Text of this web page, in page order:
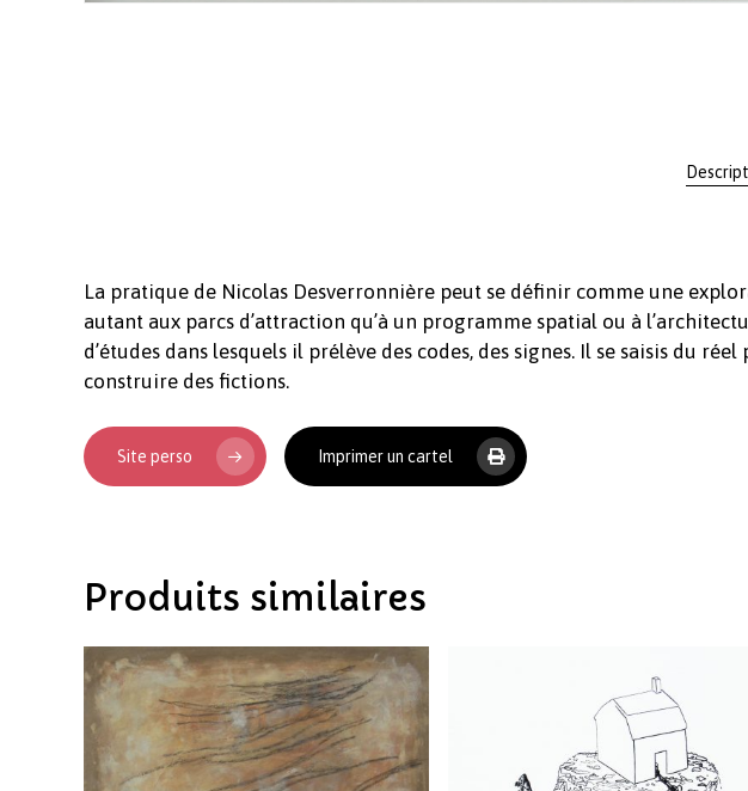
La pratique de Nicolas Desverronnière peut se définir comme une
autant aux parcs d’attraction qu’à un programme spatial ou à
d’études dans lesquels il prélève des codes, des signes. Il se saisis du
construire des fictions.
Site perso Imprimer un cartel
Produits similaires